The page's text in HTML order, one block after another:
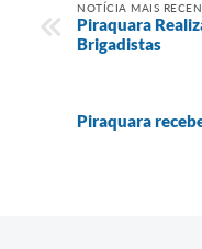
NOTÍCIA MAIS
Piraquara
Brigadistas
Piraquara